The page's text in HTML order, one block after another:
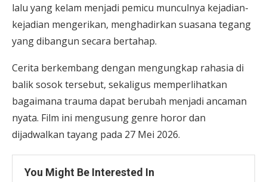
lalu yang kelam menjadi pemicu munculnya kejadian-
kejadian mengerikan, menghadirkan suasana tegang
yang dibangun secara bertahap.
Cerita berkembang dengan mengungkap rahasia di
balik sosok tersebut, sekaligus memperlihatkan
bagaimana trauma dapat berubah menjadi ancaman
nyata. Film ini mengusung genre horor dan
dijadwalkan tayang pada 27 Mei 2026.
You Might Be Interested In